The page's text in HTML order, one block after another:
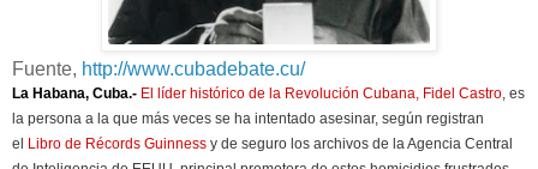
Fuente, http://www.cubadebate.cu/
La Habana, Cuba.- El líder histórico de la Revolución Cubana, Fidel Castro , es
la persona a la que más veces se ha intentado asesinar, según registran
el Libro de Récords Guinness y de seguro los archivos de la Agencia Central